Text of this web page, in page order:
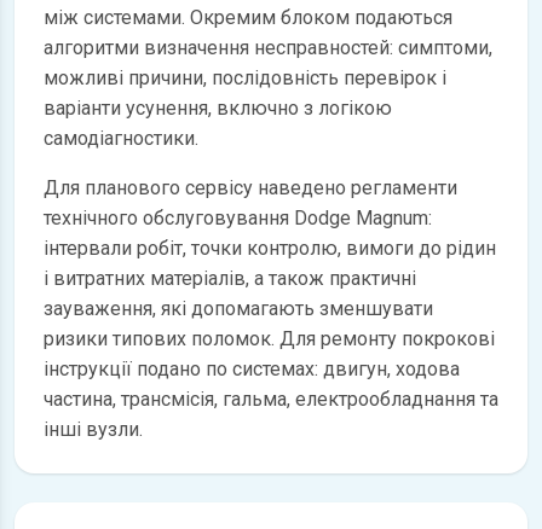
між системами. Окремим блоком подаються
алгоритми визначення несправностей: симптоми,
можливі причини, послідовність перевірок і
варіанти усунення, включно з логікою
самодіагностики.
Для планового сервісу наведено регламенти
технічного обслуговування Dodge Magnum:
інтервали робіт, точки контролю, вимоги до рідин
і витратних матеріалів, а також практичні
зауваження, які допомагають зменшувати
ризики типових поломок. Для ремонту покрокові
інструкції подано по системах: двигун, ходова
частина, трансмісія, гальма, електрообладнання та
інші вузли.